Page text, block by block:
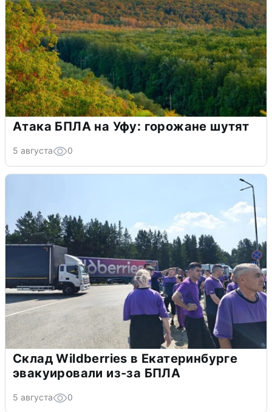
Атака БПЛА на Уфу: горожане шутят
5 августа 0
Склад Wildberries в Екатеринбурге
эвакуировали из-за БПЛА
5 августа 0